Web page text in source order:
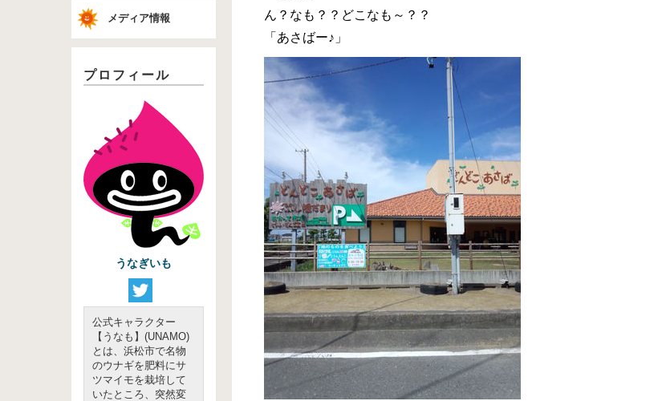
メディア情報
プロフィール
うなぎいも
公式キャラクター
【うなも】(UNAMO)
とは、浜松市で名物
のウナギを肥料にサ
ツマイモを栽培して
いたところ、突然変
ん？なも？？どこなも～？？
「あさばー♪」